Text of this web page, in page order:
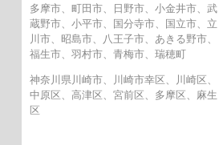
多摩市、町田市、日野市、小金井市、武
蔵野市、小平市、国分寺市、国立市、立
川市、昭島市、八王子市、あきる野市、
福生市、羽村市、青梅市、瑞穂町
神奈川県川崎市、川崎市幸区、川崎区、
中原区、高津区、宮前区、多摩区、麻生
区